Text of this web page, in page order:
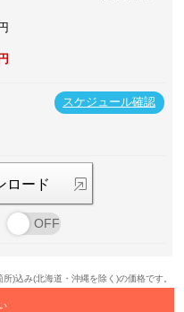
スケジュール確認
ロード
)込み(北海道・沖縄を除く)の価格です。